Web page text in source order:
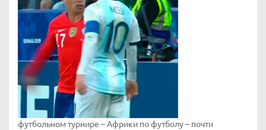
футбольном турнире – Африки по футболу – почти